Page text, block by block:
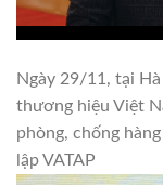
Ngày 29/11, tại
thương hiệu Việt
phòng, chống
lập VATAP